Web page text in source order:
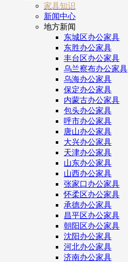
家具知识
新闻中心
地方新闻
东城区办公家具
东胜办公家具
丰台区办公家具
乌兰察布办公家具
乌海办公家具
保定办公家具
内蒙古办公家具
包头办公家具
呼市办公家具
唐山办公家具
大兴办公家具
天津办公家具
山东办公家具
山西办公家具
张家口办公家具
怀柔区办公家具
承德办公家具
昌平区办公家具
朝阳区办公家具
沈阳办公家具
河北办公家具
济南办公家具